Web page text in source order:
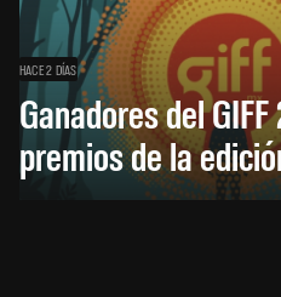
HACE 2 DÍAS
Ganadores del
premios de la